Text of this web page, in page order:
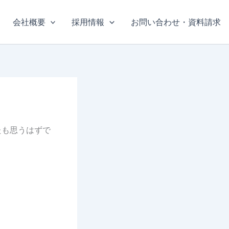
会社概要 採用情報 お問い合わせ・資料請求
思うはずで